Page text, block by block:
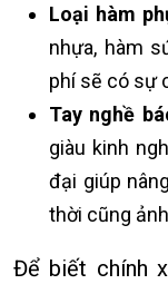
Loại hàm
nhựa, hàm
phí sẽ có sự
Tay nghề
giàu kinh
đại giúp
thời cũng
Để biết chính